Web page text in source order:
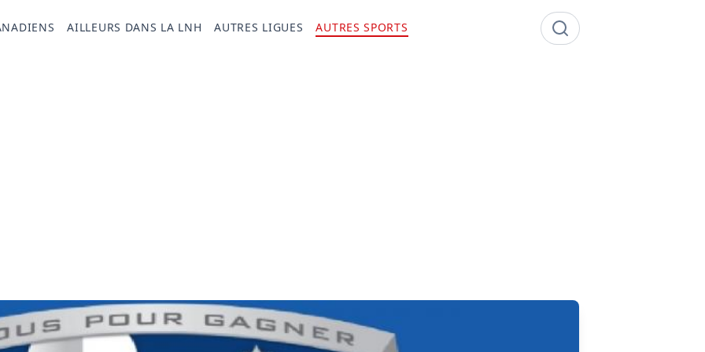
AILLEURS DANS LA LNH AUTRES LIGUES AUTRES SPORTS